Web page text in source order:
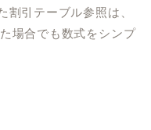
引テーブル参照は、
場合でも数式をシンプ